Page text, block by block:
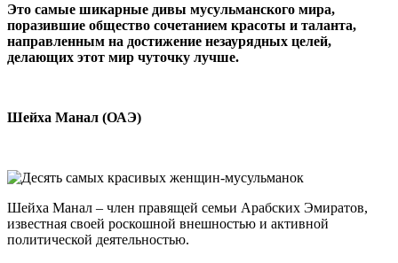
Это самые шикарные дивы мусульманского мира,
поразившие общество сочетанием красоты и таланта,
направленным на достижение незаурядных целей,
делающих этот мир чуточку лучше.
Шейха Манал (ОАЭ)
Шейха Манал – член правящей семьи Арабских Эмиратов,
известная своей роскошной внешностью и активной
политической деятельностью.